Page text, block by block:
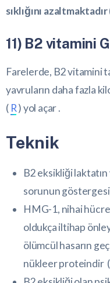
sıklığını azaltmaktadır
11) B2 vitamini
Farelerde, B2 vitamini
yavruların daha fazla
( R) yol açar .
Teknik
B2 eksikliği
sorunun
HMG-1, nihai hücre
oldukça iltihap
ölümcül hasarın
nükleer proteindir (